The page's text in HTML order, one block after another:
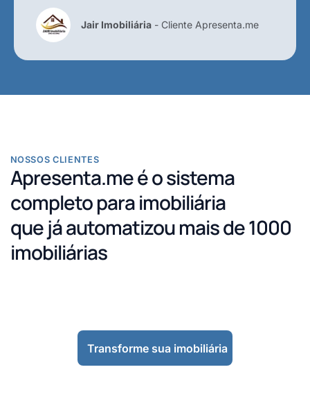
Jair Imobiliária - Cliente Apresenta.me
NOSSOS CLIENTES
Apresenta.me é o sistema
completo para imobiliária
que já automatizou mais de 1000
imobiliárias
Transforme sua imobiliária